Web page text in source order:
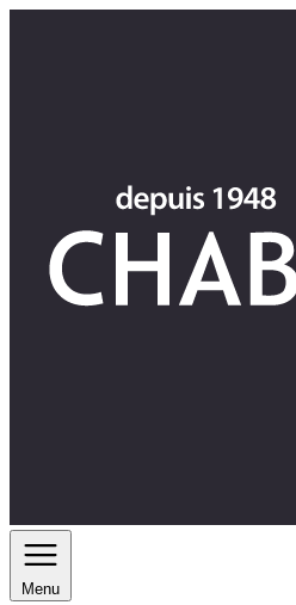
Menu
Panneau de gestion des cookies